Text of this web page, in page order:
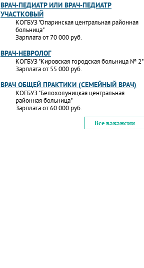
ВРАЧ-ПЕДИАТР ИЛИ ВРАЧ-ПЕДИАТР
УЧАСТКОВЫЙ
КОГБУЗ "Опаринская центральная районная
больница"
Зарплата от 70 000 руб.
ВРАЧ-НЕВРОЛОГ
КОГБУЗ "Кировская городская больница № 2"
Зарплата от 55 000 руб.
ВРАЧ ОБЩЕЙ ПРАКТИКИ (СЕМЕЙНЫЙ ВРАЧ)
КОГБУЗ "Белохолуницкая центральная
районная больница"
Зарплата от 60 000 руб.
Все вакансии